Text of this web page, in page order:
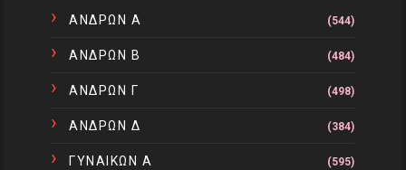
ΑΝΔΡΩΝ Α (544)
ΑΝΔΡΩΝ Β (484)
ΑΝΔΡΩΝ Γ (498)
ΑΝΔΡΩΝ Δ (384)
ΓΥΝΑΙΚΩΝ Α (595)